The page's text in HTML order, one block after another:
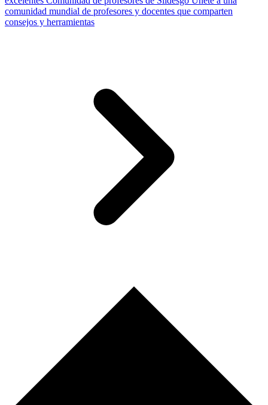
comunidad mundial de profesores y docentes que comparten
consejos y herramientas